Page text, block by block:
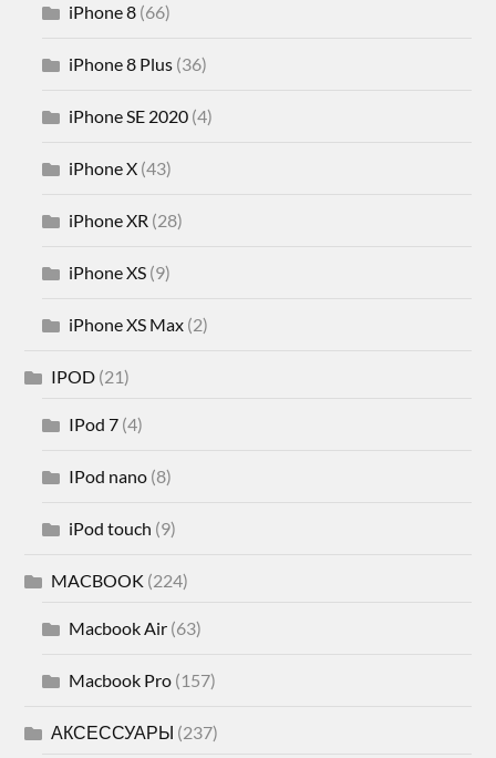
iPhone 8 (66)
iPhone 8 Plus (36)
iPhone SE 2020 (4)
iPhone X (43)
iPhone XR (28)
iPhone XS (9)
iPhone XS Max (2)
IPOD (21)
IPod 7 (4)
IPod nano (8)
iPod touch (9)
MACBOOK (224)
Macbook Air (63)
Macbook Pro (157)
АКСЕССУАРЫ (237)